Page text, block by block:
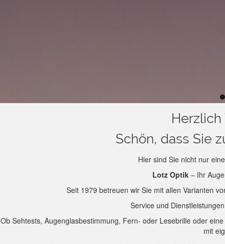
Schön, dass Sie
Hier sind Sie nicht nur
Lotz Optik – Ihr
Seit 1979 betreuen wir Sie mit allen Varianten
Service und
Ob Sehtests, Augenglasbestimmung, Fern- oder Lesebrille oder
mit